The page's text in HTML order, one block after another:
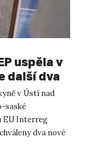
uspěla v
další dva
v Ústí nad
saské
EU Interreg
dva nové